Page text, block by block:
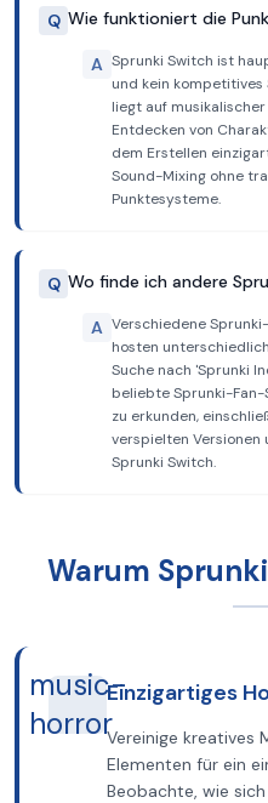
Q Wie funktioniert die
A Sprunki Switch ist
und kein kompetitives
liegt auf
Entdecken von
dem Erstellen
Sound-Mixing ohne
Punktesysteme.
Q Wo finde ich andere
A Verschiedene
hosten
Suche nach 'Sprunki
beliebte Sprunki-Fan-
zu erkunden,
verspielten Versionen
Sprunki Switch.
Warum
music-
horror
Einzigartiges
Vereinige kreatives
Elementen für ein
Beobachte, wie